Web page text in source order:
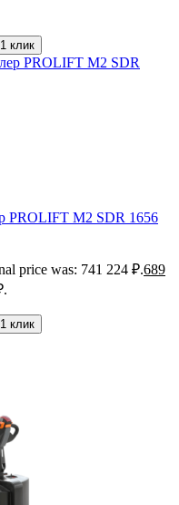
клик
PROLIFT M2 SDR 1656
price was: 741 224 ₽.689
клик